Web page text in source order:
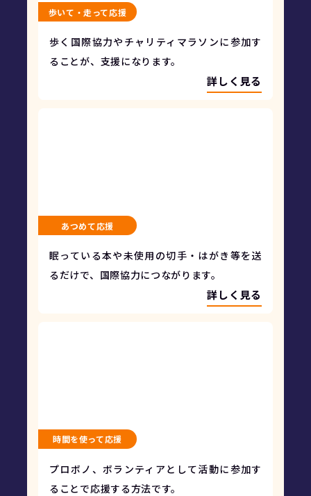
歩いて・走って応援
歩く国際協力やチャリティマラソンに参加す
ることが、支援になります。
詳しく見る
あつめて応援
眠っている本や未使用の切手・はがき等を送
るだけで、国際協力につながります。
詳しく見る
時間を使って応援
プロボノ、ボランティアとして活動に参加す
ることで応援する方法です。